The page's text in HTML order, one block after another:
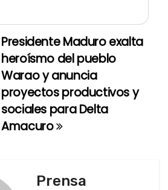
Presidente Maduro exalta
heroísmo del pueblo
Warao y anuncia
proyectos productivos y
sociales para Delta
Amacuro
Prensa